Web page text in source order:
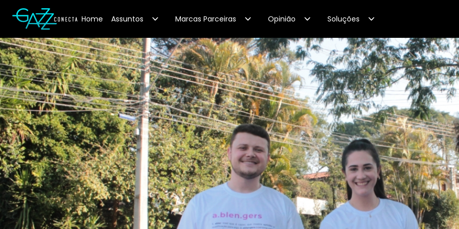
Your Company Home Assuntos Marcas Parceiras Opinião Soluções